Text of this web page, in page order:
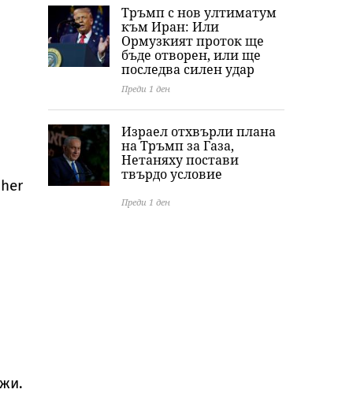
Тръмп с нов ултиматум
към Иран: Или
Ормузкият проток ще
бъде отворен, или ще
последва силен удар
Преди 1 ден
Израел отхвърли плана
на Тръмп за Газа,
Нетаняху постави
твърдо условие
Преди 1 ден